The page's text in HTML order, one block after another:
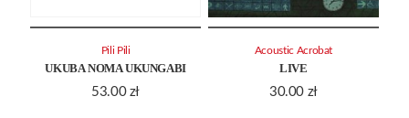
UKUBA NOMA UKUNGABI
53.00 zł
Pili Pili
LIVE
30.00 zł
Acoustic Acrobat